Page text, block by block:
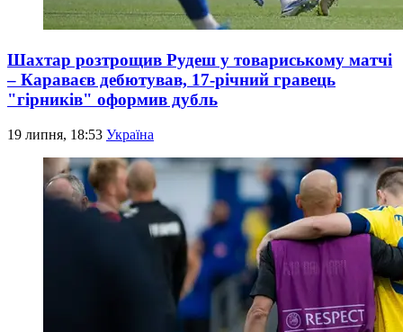
Шахтар розтрощив Рудеш у товариському матчі
– Караваєв дебютував, 17-річний гравець
"гірників" оформив дубль
19 липня, 18:53 Україна